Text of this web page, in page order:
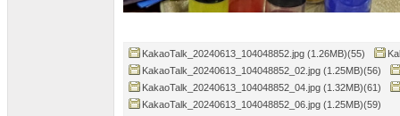
KakaoTalk_20240613_104048852.jpg (1.26MB)(55)
KakaoTalk_20240613_104048852_02.jpg (1.25MB)(56)
KakaoTalk_20240613_104048852_04.jpg (1.32MB)(61)
KakaoTalk_20240613_104048852_06.jpg (1.25MB)(59)